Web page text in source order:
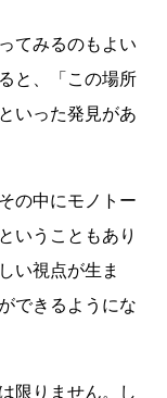
てみるのもよい
と、「この場所
いった発見があ
の中にモノトー
いうこともあり
い視点が生ま
できるようにな
限りません。し